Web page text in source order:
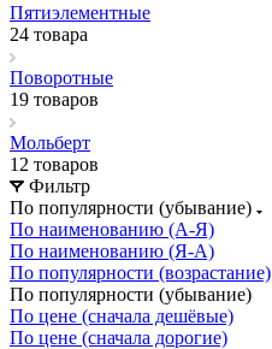
Пятиэлементные
24 товара
Поворотные
19 товаров
Мольберт
12 товаров
Фильтр
По популярности (убывание)
По наименованию (А-Я)
По наименованию (Я-А)
По популярности (возрастание)
По популярности (убывание)
По цене (сначала дешёвые)
По цене (сначала дорогие)